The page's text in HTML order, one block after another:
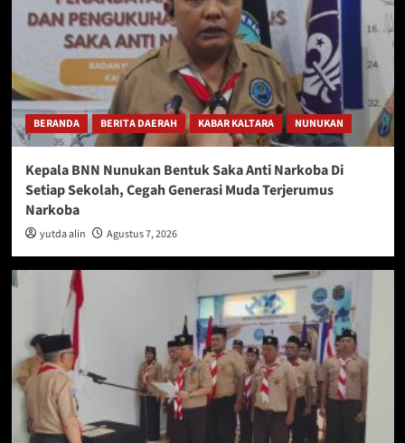
BERANDA BERITA DAERAH KABAR KALTARA NUNUKAN
Kepala BNN Nunukan Bentuk Saka Anti Narkoba Di
Setiap Sekolah, Cegah Generasi Muda Terjerumus
Narkoba
yutda alin Agustus 7, 2026